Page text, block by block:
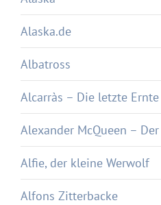
Alaska.de
Albatross
Alcarràs – Die letzte Ernte
Alexander McQueen –
Alfie, der kleine Werwolf
Alfons Zitterbacke